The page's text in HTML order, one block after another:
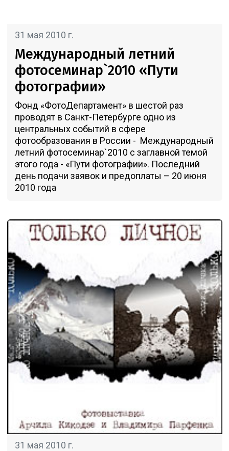
31 мая 2010 г.
Международный летний
фотосеминар`2010 «Пути
фотографии»
Фонд «ФотоДепартамент» в шестой раз
проводят в Санкт-Петербурге одно из
центральных событий в сфере
фотообразования в России - Международный
летний фотосеминар`2010 с заглавной темой
этого года - «Пути фотографии». Последний
день подачи заявок и предоплаты – 20 июня
2010 года
31 мая 2010 г.